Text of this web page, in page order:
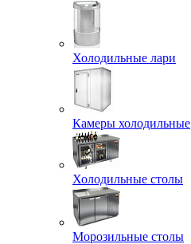
Холодильные лари
Камеры холодильные
Холодильные столы
Морозильные столы